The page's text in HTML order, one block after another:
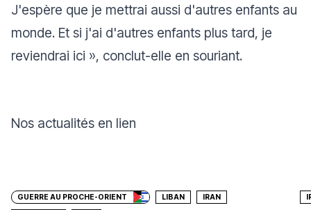
J'espère que je mettrai aussi d'autres enfants au
monde. Et si j'ai d'autres enfants plus tard, je
reviendrai ici », conclut-elle en souriant.
Nos actualités en lien
GUERRE AU PROCHE-ORIENT LIBAN IRAN